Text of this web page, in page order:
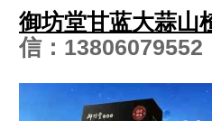
御坊堂甘蓝大蒜山
信：13806079552